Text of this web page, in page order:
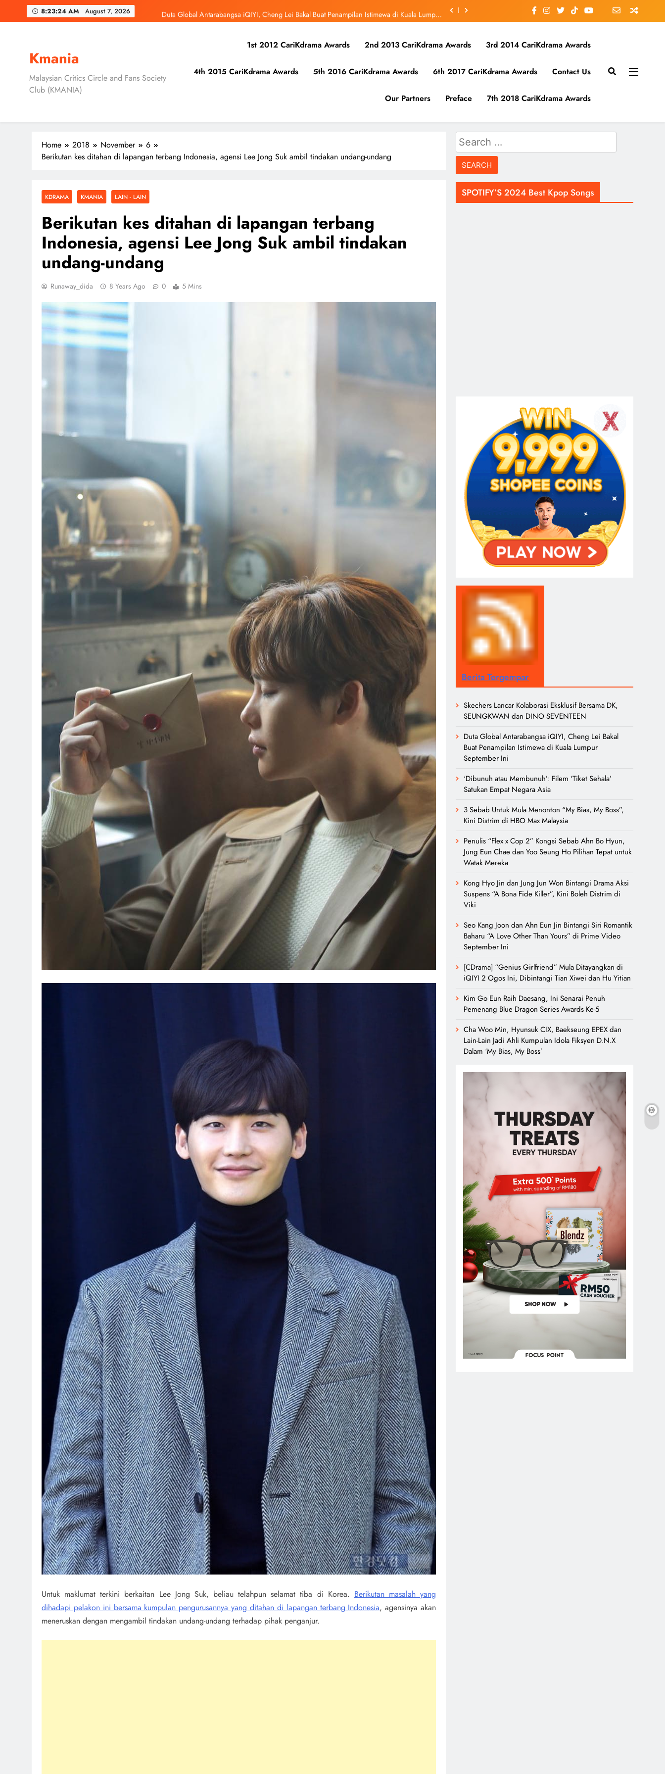
8:23:26 AM August 7, 2026 Duta Global Antarabangsa iQIYI, Cheng Lei Bakal Buat Penampilan Istimewa di Kuala Lumpur
September Ini
Skechers Lancar Kolaborasi Eksklusif Bersama DK, SEUNGKWAN dan DINO SEVENTEEN
Duta Global Antarabangsa iQIYI, Cheng Lei Bakal Buat Penampilan Istimewa di Kuala Lumpur
September Ini
Kmania
Malaysian Critics Circle and Fans Society
Club (KMANIA)
1st 2012 CariKdrama Awards 2nd 2013 CariKdrama Awards 3rd 2014 CariKdrama Awards
4th 2015 CariKdrama Awards 5th 2016 CariKdrama Awards 6th 2017 CariKdrama Awards Contact Us
Our Partners Preface 7th 2018 CariKdrama Awards
Home 2018 November
6
Berikutan kes ditahan di lapangan terbang Indonesia, agensi Lee Jong Suk ambil tindakan undang-undang
KDRAMA KMANIA LAIN - LAIN
Berikutan kes ditahan di lapangan terbang
Indonesia, agensi Lee Jong Suk ambil tindakan
undang-undang
Runaway_dida 8 Years Ago 0 5 Mins
Untuk maklumat terkini berkaitan Lee Jong Suk, beliau telahpun selamat tiba di Korea. Berikutan masalah yang
dihadapi pelakon ini bersama kumpulan pengurusannya yang ditahan di lapangan terbang Indonesia, agensinya akan
meneruskan dengan mengambil tindakan undang-undang terhadap pihak penganjur.
Search
for:
SPOTIFY’S 2024 Best Kpop Songs
Berita Tergempar
Skechers Lancar Kolaborasi Eksklusif Bersama DK,
SEUNGKWAN dan DINO SEVENTEEN
Duta Global Antarabangsa iQIYI, Cheng Lei Bakal
Buat Penampilan Istimewa di Kuala Lumpur
September Ini
‘Dibunuh atau Membunuh’: Filem ‘Tiket Sehala’
Satukan Empat Negara Asia
3 Sebab Untuk Mula Menonton “My Bias, My Boss”,
Kini Distrim di HBO Max Malaysia
Penulis “Flex x Cop 2” Kongsi Sebab Ahn Bo Hyun,
Jung Eun Chae dan Yoo Seung Ho Pilihan Tepat untuk
Watak Mereka
Kong Hyo Jin dan Jung Jun Won Bintangi Drama Aksi
Suspens “A Bona Fide Killer”, Kini Boleh Distrim di
Viki
Seo Kang Joon dan Ahn Eun Jin Bintangi Siri Romantik
Baharu “A Love Other Than Yours” di Prime Video
September Ini
[CDrama] “Genius Girlfriend” Mula Ditayangkan di
iQIYI 2 Ogos Ini, Dibintangi Tian Xiwei dan Hu Yitian
Kim Go Eun Raih Daesang, Ini Senarai Penuh
Pemenang Blue Dragon Series Awards Ke-5
Cha Woo Min, Hyunsuk CIX, Baekseung EPEX dan
Lain-Lain Jadi Ahli Kumpulan Idola Fiksyen D.N.X
Dalam ‘My Bias, My Boss’